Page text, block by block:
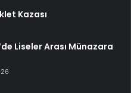
Kazası
Liseler Arası Münazara